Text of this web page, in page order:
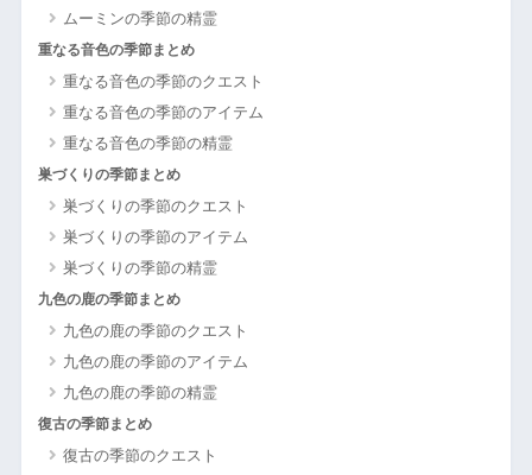
ムーミンの季節の精霊
重なる音色の季節まとめ
重なる音色の季節のクエスト
重なる音色の季節のアイテム
重なる音色の季節の精霊
巣づくりの季節まとめ
巣づくりの季節のクエスト
巣づくりの季節のアイテム
巣づくりの季節の精霊
九色の鹿の季節まとめ
九色の鹿の季節のクエスト
九色の鹿の季節のアイテム
九色の鹿の季節の精霊
復古の季節まとめ
復古の季節のクエスト